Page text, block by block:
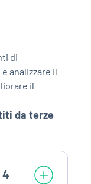
di
analizzare il
il
da terze
4